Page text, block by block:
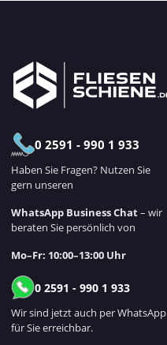
0 2591 - 990 1 933
Haben Sie Fragen? Nutzen Sie
gern unseren
WhatsApp Business Chat– wir
beraten Sie persönlich von
Mo–Fr: 10:00–13:00 Uhr
0 2591 - 990 1 933
Wir sind jetzt auch per WhatsApp
für Sie erreichbar.